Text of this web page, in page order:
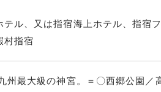
ル、又は指宿海上ホテル、指宿
村指宿
州最大級の神宮。＝〇西郷公園／